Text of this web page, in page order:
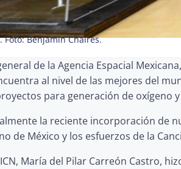
Foto: Benjamín Chaires.
de la Agencia Espacial
al nivel de las mejores del
para generación de oxígeno
la reciente incorporación de
de México y los esfuerzos de la
María del Pilar Carreón Castro,